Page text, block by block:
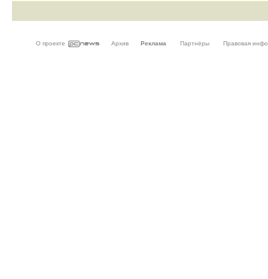
О проекте Архив Реклама Партнёры Правовая